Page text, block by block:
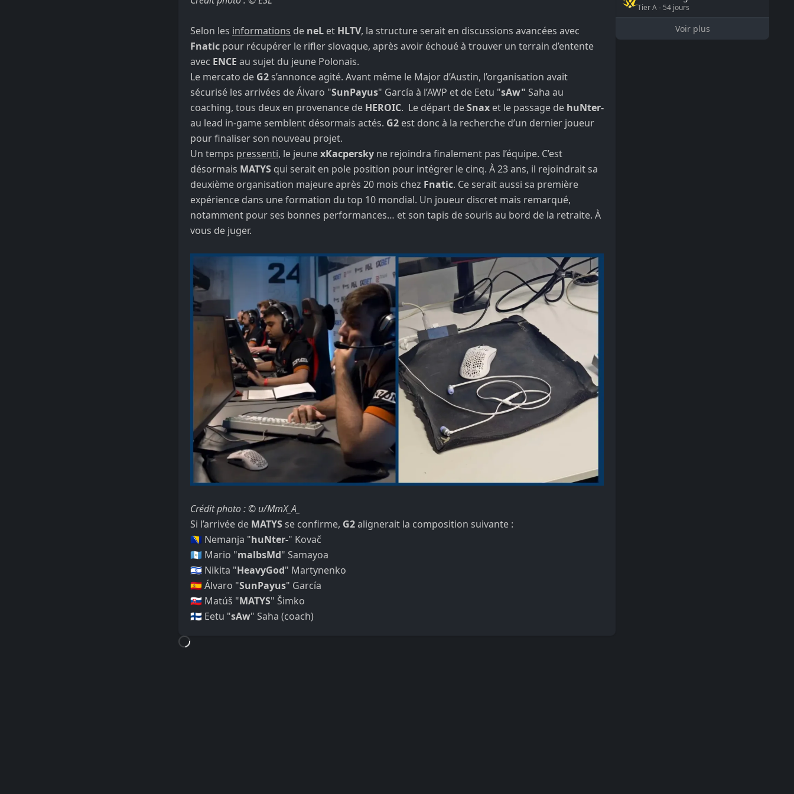
Selon les informations de neL et HLTV, la structure serait en discussions avancées avec
Fnatic pour récupérer le rifler slovaque, après avoir échoué à trouver un terrain d’entente
avec ENCE au sujet du jeune Polonais.
Le mercato de G2s’annonce agité. Avant même le Major d’Austin, l’organisation avait
sécurisé les arrivées de Álvaro "SunPayus" García à l’AWP et de Eetu "sAw" Saha au
coaching, tous deux en provenance de HEROIC. Le départ deSnax et le passage de huNter-
au lead in-game semblent désormais actés. G2 est donc à la recherche d’un dernier joueur
pour finaliser son nouveau projet.
Un temps pressenti, le jeunexKacpersky ne rejoindra finalement pas l’équipe. C’est
désormais MATYS qui serait en pole position pour intégrer le cinq. À 23 ans, il rejoindrait sa
deuxième organisation majeure après 20 mois chez Fnatic. Ce serait aussi sa première
expérience dans une formation du top 10 mondial. Un joueur discret mais remarqué,
notamment pour ses bonnes performances… et son tapis de souris au bord de la retraite. À
vous de juger.
Crédit photo : © u/MmX_A_
Si l’arrivée de MATYSse confirme, G2alignerait la composition suivante :
🇧🇦 Nemanja "huNter-" Kovač
🇬🇹 Mario "malbsMd" Samayoa
🇮🇱 Nikita "HeavyGod" Martynenko
🇪🇸 Álvaro "SunPayus" García
🇸🇰 Matúš "MATYS" Šimko
🇫🇮 Eetu "sAw" Saha (coach)
TierA- 54 jours
Voir plus